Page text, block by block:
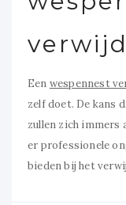
Een wespennest
zelf doet. De kans
zullen zich immers
er professionele
bieden bij het